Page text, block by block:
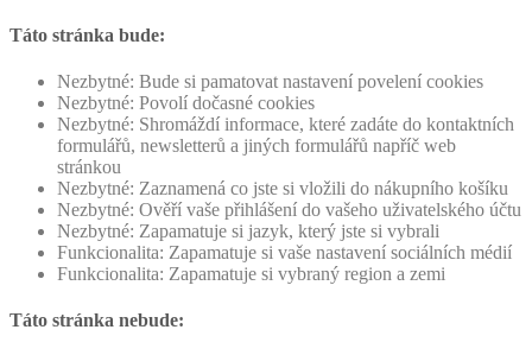
Táto stránka bude:
Nezbytné: Bude si pamatovat nastavení povelení cookies
Nezbytné: Povolí dočasné cookies
Nezbytné: Shromáždí informace, které zadáte do kontaktních
formulářů, newsletterů a jiných formulářů napříč web
stránkou
Nezbytné: Zaznamená co jste si vložili do nákupního košíku
Nezbytné: Ověří vaše přihlášení do vašeho uživatelského účtu
Nezbytné: Zapamatuje si jazyk, který jste si vybrali
Funkcionalita: Zapamatuje si vaše nastavení sociálních médií
Funkcionalita: Zapamatuje si vybraný region a zemi
Táto stránka nebude: